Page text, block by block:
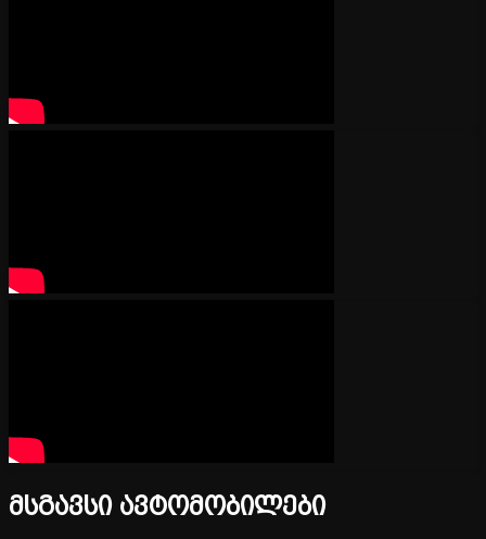
მსგავსი ავტომობილები